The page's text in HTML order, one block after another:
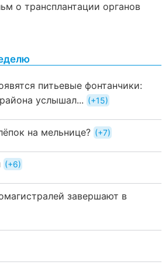
о трансплантации органов
питьевые фонтанчики:
услышал...
+15
на мельнице? +7
+6
завершают в